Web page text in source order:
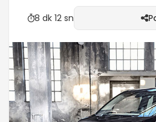
8 dk 12 sn